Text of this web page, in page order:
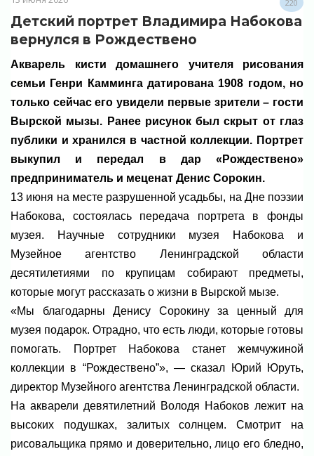
220
Детский портрет Владимира Набокова
вернулся в Рождествено
Акварель кисти домашнего учителя рисования
семьи Генри Камминга датирована 1908 годом, но
только сейчас его увидели первые зрители – гости
Вырской мызы. Ранее рисунок был скрыт от глаз
публики и хранился в частной коллекции. Портрет
выкупил и передал в дар «Рождествено»
предприниматель и меценат Денис Сорокин.
13 июня на месте разрушенной усадьбы, на Дне поэзии
Набокова, состоялась передача портрета в фонды
музея. Научные сотрудники музея Набокова и
Музейное агентство Ленинградской области
десятилетиями по крупицам собирают предметы,
которые могут рассказать о жизни в Вырской мызе.
«Мы благодарны Денису Сорокину за ценный для
музея подарок. Отрадно, что есть люди, которые готовы
помогать. Портрет Набокова станет жемчужиной
коллекции в “Рождествено”», — сказал Юрий Юруть,
директор Музейного агентства Ленинградской области.
На акварели девятилетний Володя Набоков лежит на
высоких подушках, залитых солнцем. Смотрит на
рисовальщика прямо и доверительно, лицо его бледно,